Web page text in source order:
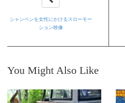
シャンペンを女性にかけるスローモー
ション映像
You Might Also Like